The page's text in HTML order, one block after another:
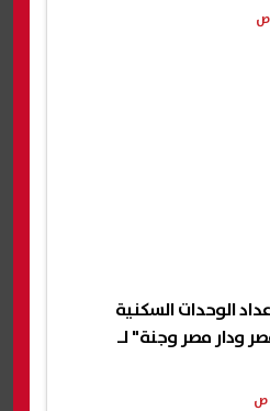
الوحدات السكنية
ودار مصر وجنة" لـ